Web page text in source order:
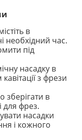
в
необхідний час.
під
насадку в
з фрези
зберігати в
для фрез.
насадки
і кожного